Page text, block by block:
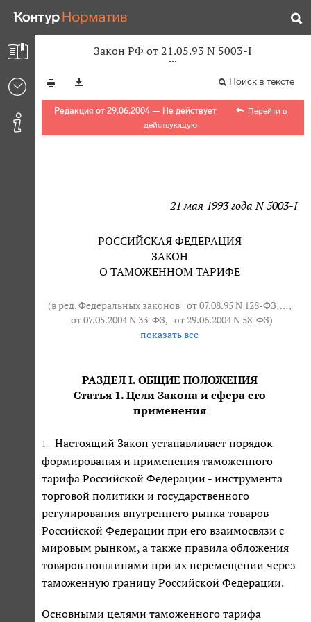
Закон РФ от 21.05.93 N 5003-I
Поиск в тексте
Редакция от 29.06.2004 — Не действует
Перейти в
действующую
21 мая 1993 года N 5003-I
РОССИЙСКАЯ ФЕДЕРАЦИЯ
ЗАКОН
О ТАМОЖЕННОМ ТАРИФЕ
(в ред. Федеральных законов от 07.08.95 N 128-ФЗ, … ,
от 07.05.2004 N 33-ФЗ, от 29.06.2004 N 58-ФЗ)
показать все
РАЗДЕЛ I. ОБЩИЕ ПОЛОЖЕНИЯ
Статья 1. Цели Закона и сфера его
применения
1.
Настоящий Закон устанавливает порядок
формирования и применения таможенного
тарифа Российской Федерации - инструмента
торговой политики и государственного
регулирования внутреннего рынка товаров
Российской Федерации при его взаимосвязи с
мировым рынком, а также правила обложения
товаров пошлинами при их перемещении через
таможенную границу Российской Федерации.
Основными целями таможенного тарифа